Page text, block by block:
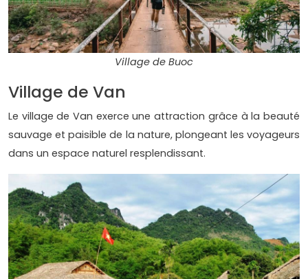
Village de Buoc
Village de Van
Le village de Van exerce une attraction grâce à la beauté
sauvage et paisible de la nature, plongeant les voyageurs
dans un espace naturel resplendissant.